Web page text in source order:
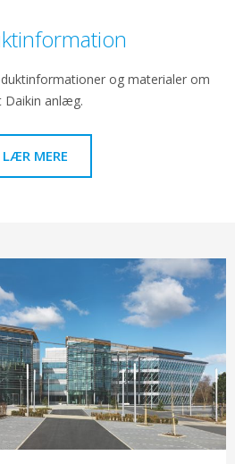
og materialer om
Daikin anlæg.
LÆR MERE